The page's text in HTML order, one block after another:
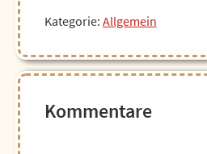
Kategorie: Allgemein
Leser-
Interaktionen
Kommentare